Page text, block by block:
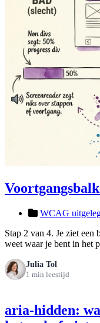
WCAG
Stap 2 van 4. Je ziet een
weet waar je bent in het
Julia Tol
1 min leestijd
aria-hidden: